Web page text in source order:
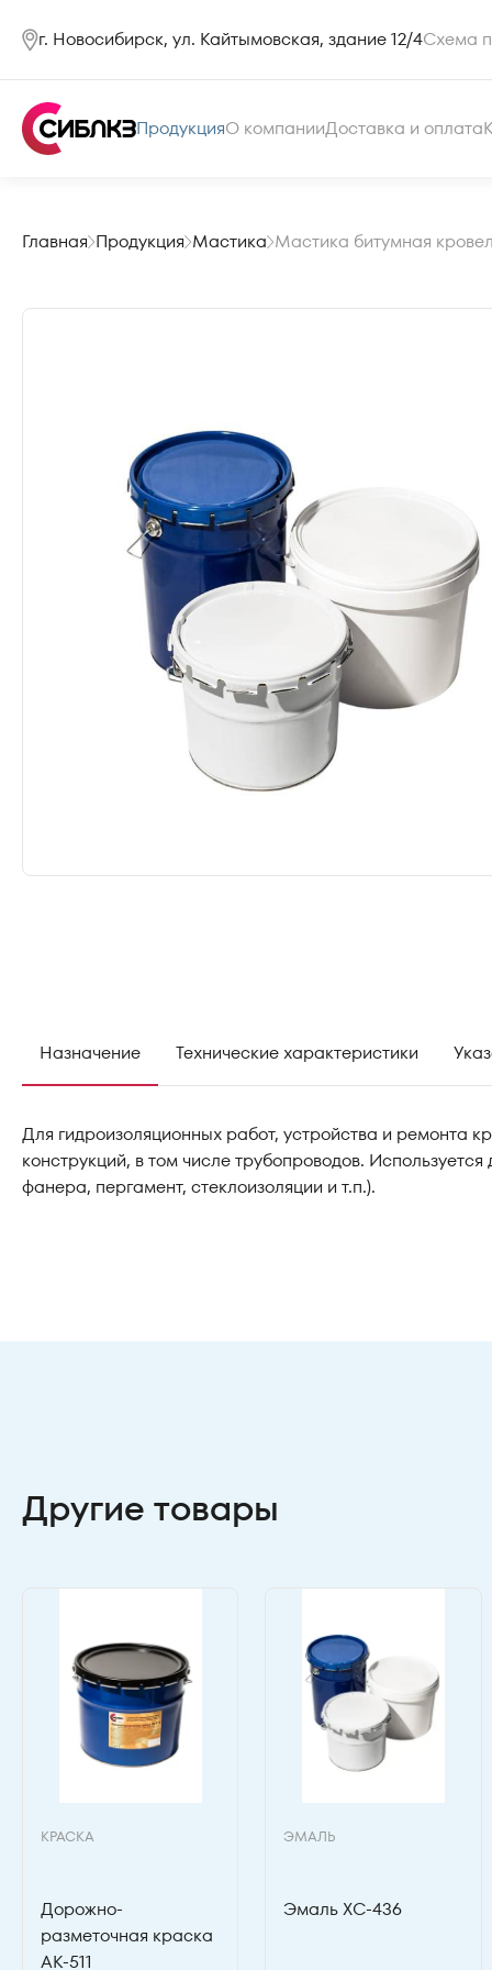
г. Новосибирск, ул. Кайтымовская, здание 12/4Схема
ПродукцияО компанииДоставка и оплата
Главная Продукция Мастика Мастика битумная
Назначение Технические характеристики
Для гидроизоляционных работ, устройства и ремонта
конструкций, в том числе трубопроводов.
фанера, пергамент, стеклоизоляции и т.п.).
Другие товары
КРАСКА
Дорожно-
разметочная краска
АК-511
ЭМАЛЬ
Эмаль ХС-436